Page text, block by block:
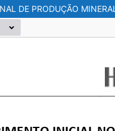
DE PRODUÇÃO MINERAL